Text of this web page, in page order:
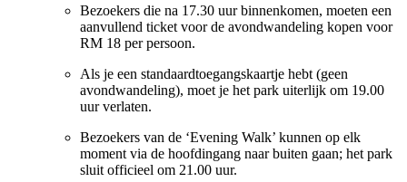
Bezoekers die na 17.30 uur binnenkomen, moeten een
aanvullend ticket voor de avondwandeling kopen voor
RM 18 per persoon.
Als je een standaardtoegangskaartje hebt (geen
avondwandeling), moet je het park uiterlijk om 19.00
uur verlaten.
Bezoekers van de ‘Evening Walk’ kunnen op elk
moment via de hoofdingang naar buiten gaan; het park
sluit officieel om 21.00 uur.